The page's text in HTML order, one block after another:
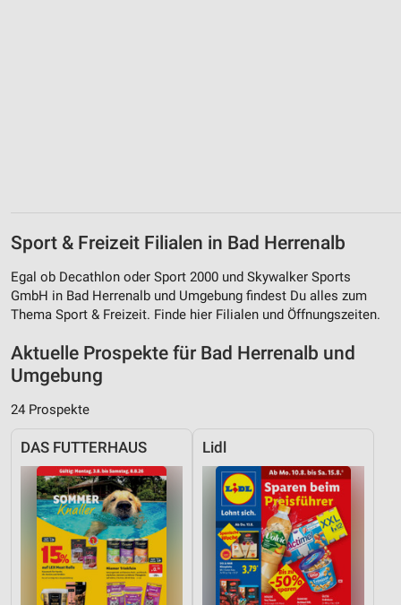
Sport & Freizeit Filialen in Bad Herrenalb
Egal ob Decathlon oder Sport 2000 und Skywalker Sports
GmbH in Bad Herrenalb und Umgebung findest Du alles zum
Thema Sport & Freizeit. Finde hier Filialen und Öffnungszeiten.
Aktuelle Prospekte für Bad Herrenalb und
Umgebung
24 Prospekte
DAS FUTTERHAUS Lidl